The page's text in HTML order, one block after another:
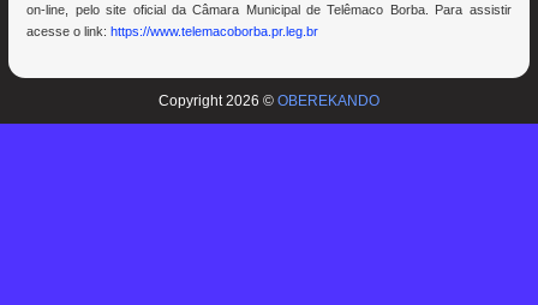
on-line, pelo site oficial da Câmara Municipal de Telêmaco Borba. Para assistir
acesse o link:https://www.telemacoborba.pr.leg.br
Copyright 2026 © OBEREKANDO